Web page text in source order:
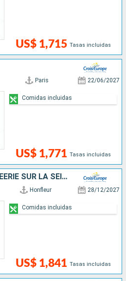
US$ 1,715 Tasas incluidas
Paris 22/06/2027
US$ 1,771 Tasas incluidas
Comidas incluidas
RÉVEILLON PARISIEN: FÉERIE SUR LA SEINE
Honfleur 28/12/2027
US$ 1,841 Tasas incluidas
Comidas incluidas